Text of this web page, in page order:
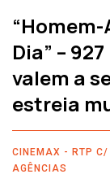
Dia” –
valem a
estreia
CINEMAX - RTP C/
AGÊNCIAS